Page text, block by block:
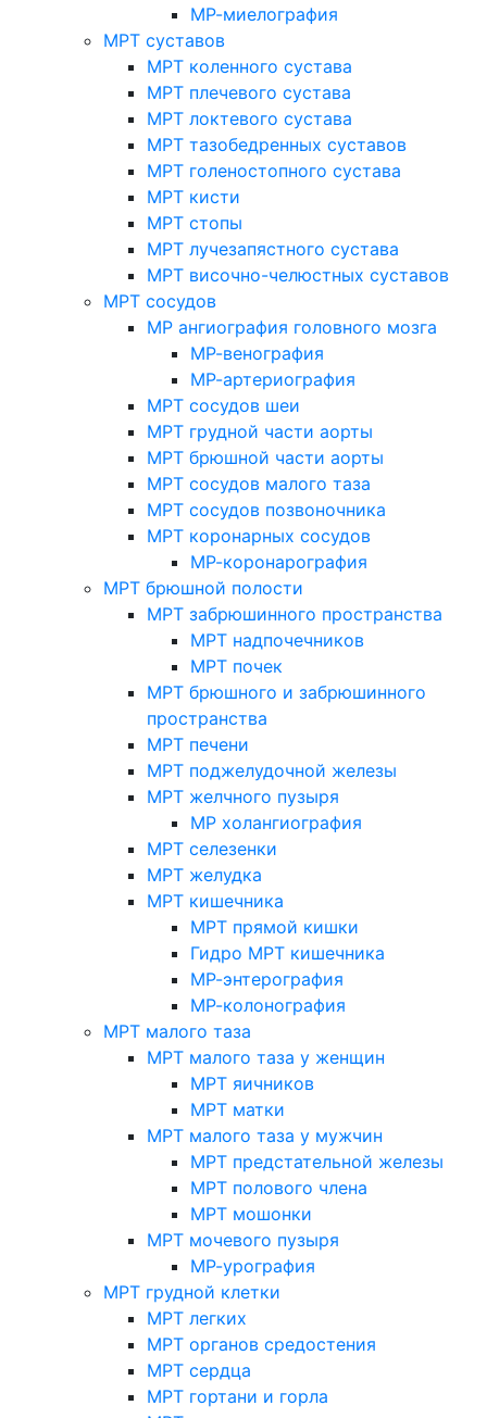
МР-миелография
МРТ суставов
МРТ коленного сустава
МРТ плечевого сустава
МРТ локтевого сустава
МРТ тазобедренных суставов
МРТ голеностопного сустава
МРТ кисти
МРТ стопы
МРТ лучезапястного сустава
МРТ височно-челюстных суставов
МРТ сосудов
МР ангиография головного мозга
МР-венография
МР-артериография
МРТ сосудов шеи
МРТ грудной части аорты
МРТ брюшной части аорты
МРТ сосудов малого таза
МРТ сосудов позвоночника
МРТ коронарных сосудов
МР-коронарография
МРТ брюшной полости
МРТ забрюшинного пространства
МРТ надпочечников
МРТ почек
МРТ брюшного и забрюшинного
пространства
МРТ печени
МРТ поджелудочной железы
МРТ желчного пузыря
МР холангиография
МРТ селезенки
МРТ желудка
МРТ кишечника
МРТ прямой кишки
Гидро МРТ кишечника
МР-энтерография
МР-колонография
МРТ малого таза
МРТ малого таза у женщин
МРТ яичников
МРТ матки
МРТ малого таза у мужчин
МРТ предстательной железы
МРТ полового члена
МРТ мошонки
МРТ мочевого пузыря
МР-урография
МРТ грудной клетки
МРТ легких
МРТ органов средостения
МРТ сердца
МРТ гортани и горла